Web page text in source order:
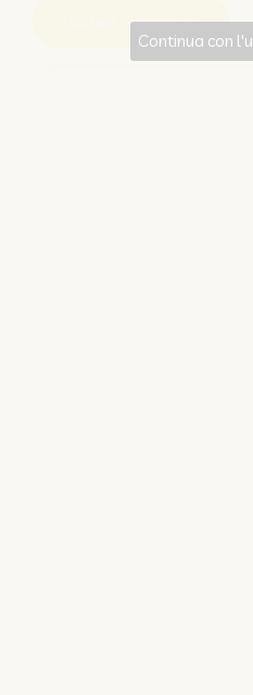
Scopri come
Continua con